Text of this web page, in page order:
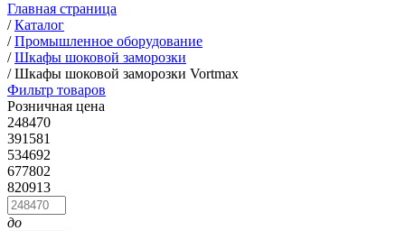
Главная страница
/Каталог
/Промышленное оборудование
/Шкафы шоковой заморозки
/Шкафы шоковой заморозки Vortmax
Фильтр товаров
Розничная цена
248470
391581
534692
677802
820913
до